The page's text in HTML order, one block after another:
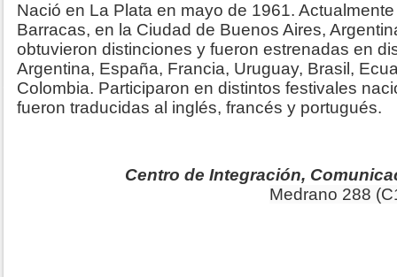
Nació en La Plata en mayo de 1961.
Barracas, en la Ciudad de Buenos Aires,
obtuvieron distinciones y fueron estrenadas en
Argentina, España, Francia, Uruguay, Brasil,
Colombia. Participaron en distintos festivales
fueron traducidas al inglés, francés y portugués.
Centro de Integración,
Medrano 288